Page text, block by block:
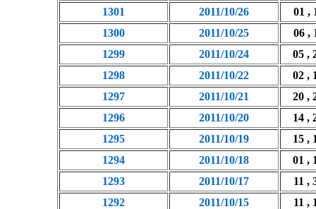
1301
2011/10/26
01 ,
1300
2011/10/25
06 ,
1299
2011/10/24
05 ,
1298
2011/10/22
02 ,
1297
2011/10/21
20 ,
1296
2011/10/20
14 ,
1295
2011/10/19
15 ,
1294
2011/10/18
01 ,
1293
2011/10/17
11 ,
1292
2011/10/15
11 ,